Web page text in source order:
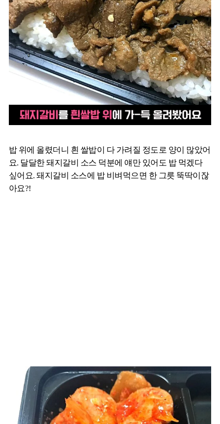
밥 위에 올렸더니 흰 쌀밥이 다 가려질 정도로 양이 많았어
요. 달달한 돼지갈비 소스 덕분에 얘만 있어도 밥 먹겠다
싶어요. 돼지갈비 소스에 밥 비벼먹으면 한 그릇 뚝딱이잖
아요?!